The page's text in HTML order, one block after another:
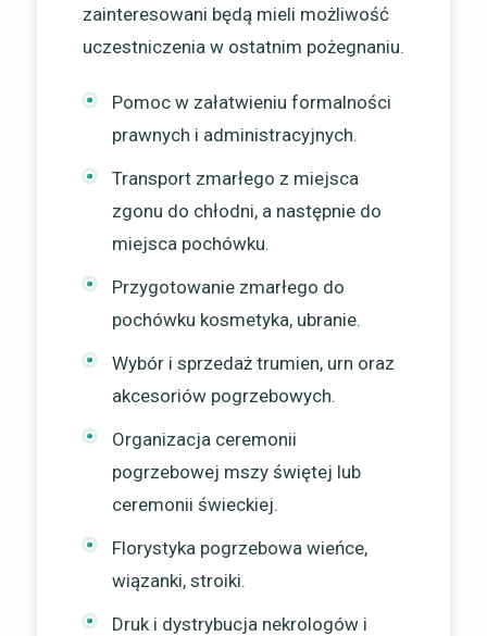
zainteresowani będą mieli możliwość
uczestniczenia w ostatnim pożegnaniu.
Pomoc w załatwieniu formalności
prawnych i administracyjnych.
Transport zmarłego z miejsca
zgonu do chłodni, a następnie do
miejsca pochówku.
Przygotowanie zmarłego do
pochówku kosmetyka, ubranie.
Wybór i sprzedaż trumien, urn oraz
akcesoriów pogrzebowych.
Organizacja ceremonii
pogrzebowej mszy świętej lub
ceremonii świeckiej.
Florystyka pogrzebowa wieńce,
wiązanki, stroiki.
Druk i dystrybucja nekrologów i